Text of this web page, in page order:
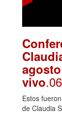
vivo
Estos
de Claudia